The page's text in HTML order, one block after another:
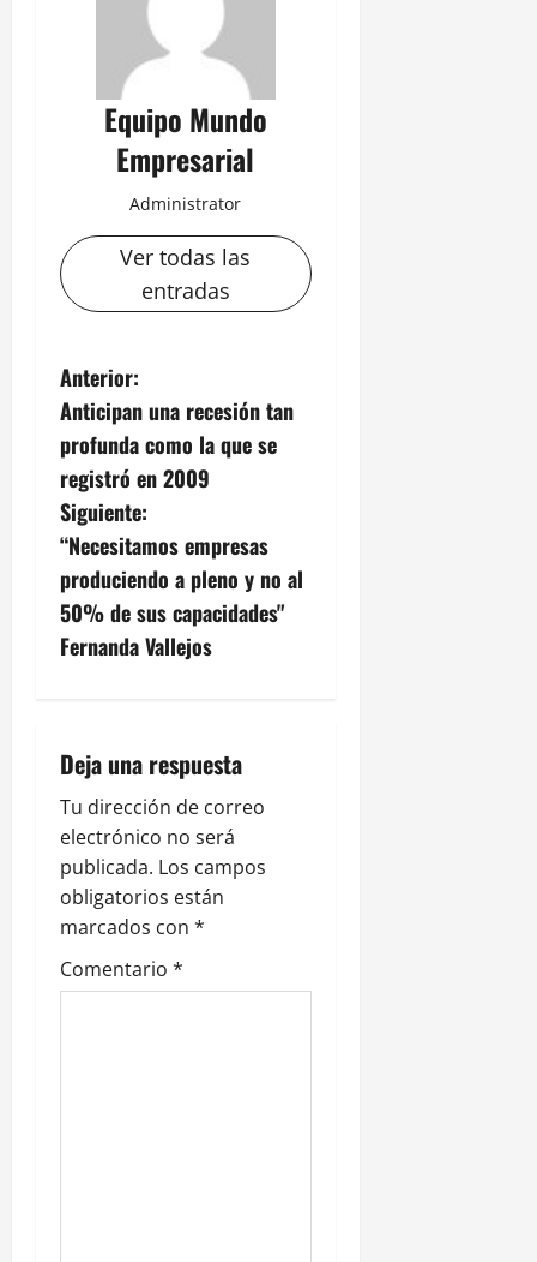
Equipo Mundo
Empresarial
Administrator
Ver todas las
entradas
N
a
v
e
g
a
ó
n
d
e
e
Anterior:
Anticipan una recesión tan
profunda como la que se
registró en 2009
Siguiente:
“Necesitamos empresas
produciendo a pleno y no al
50% de sus capacidades"
Fernanda Vallejos
Deja una respuesta
Tu dirección de correo
electrónico no será
publicada. Los campos
obligatorios están
marcados con *
Comentario *